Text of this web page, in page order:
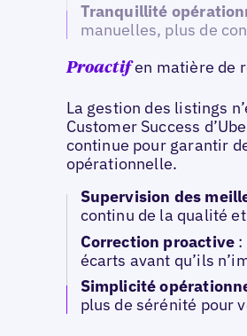
Tranquillité
manuelles, plus de
Proactifen matière de
La gestion des listings
Customer Success
continue pour garantir
opérationnelle.
Supervision des
continu de la qualité
Correction proactive :
écarts avant qu’ils
Simplicité
plus de sérénité pour